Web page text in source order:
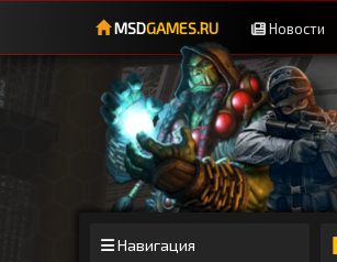
MSDGAMES.RU Новости
Навигация